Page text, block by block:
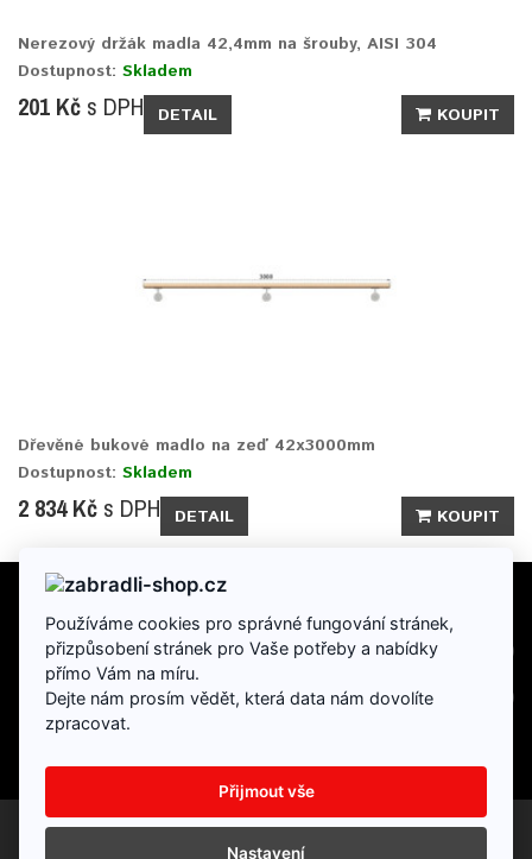
Nerezový držák madla 42,4mm na šrouby, AISI 304
Dostupnost: Skladem
201 Kč s DPH DETAIL KOUPIT
Dřevěné bukové madlo na zeď 42x3000mm
Dostupnost: Skladem
2 834 Kč s DPH DETAIL KOUPIT
INFORMACE
DOPLŇKY
Partneský program
Reklamace
Používáme cookies pro správné fungování stránek,
přizpůsobení stránek pro Vaše potřeby a nabídky
přímo Vám na míru.
Dejte nám prosím vědět, která data nám dovolíte
zpracovat.
Přijmout vše
Nastavení